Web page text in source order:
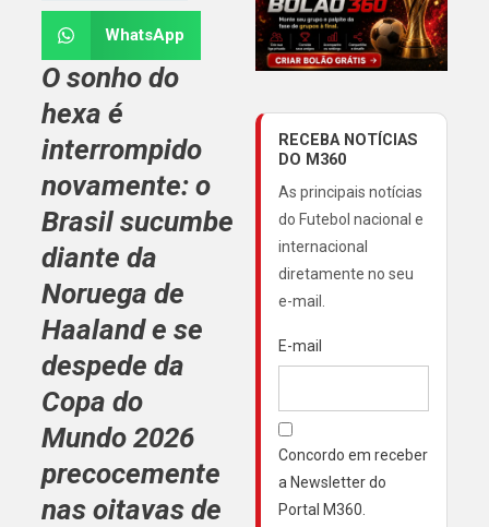
WhatsApp
O sonho do
hexa é
interrompido
novamente: o
Brasilsucumbe
diante da
Noruega de
Haalande se
despede da
Copa do
Mundo 2026
precocemente
nas oitavas de
RECEBA NOTÍCIAS
DO M360
As principais notícias
do Futebol nacional e
internacional
diretamente no seu
e-mail.
E-mail
Concordo em receber
a Newsletter do
Portal M360.